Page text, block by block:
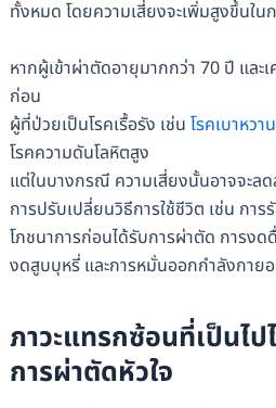
ทั้งหมด โดยความเสี่ยงจะเพิ่มสูงขึ้นใ
หากผู้เข้าผ่าตัดอายุมากกว่า 70 ปี และ
ก่อน
ผู้ที่ป่วยเป็นโรคเรื้อรัง เช่น โรคเบาหวาน
โรคความดันโลหิตสูง
แต่ในบางกรณี ความเสี่ยงนั้นอาจจะล
การปรับเปลี่ยนวิธีการใช้ชีวิต เช่น กา
โภชนาการก่อนได้รับการผ่าตัด การง
งดสูบบุหรี่ และการหมั่นออกกำลังกาย
ภาวะแทรกซ้อนที่เป็นไป
การผ่าตัดหัวใจ